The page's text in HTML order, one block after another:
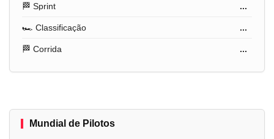
🏁 Sprint ...
🏎️ Classificação ...
🏁 Corrida ...
Mundial de Pilotos